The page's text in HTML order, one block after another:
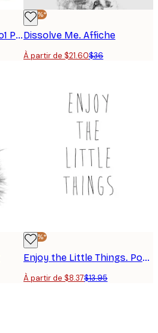
Nuances Eucalyptus No1 Poster
-40%*
Dissolve Me. Affiche
À partir de $21.60$36
-40%*
Enjoy the Little Things. Poster
À partir de $8.37$13.95